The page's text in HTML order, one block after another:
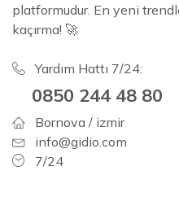
platformudur. En yeni
kaçırma! 🚀
Yardım Hattı 7/24:
0850 244 48 80
Bornova / izmir
info@gidio.com
7/24